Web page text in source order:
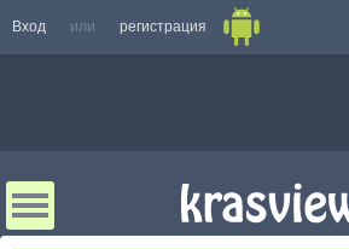
Вход или регистрация